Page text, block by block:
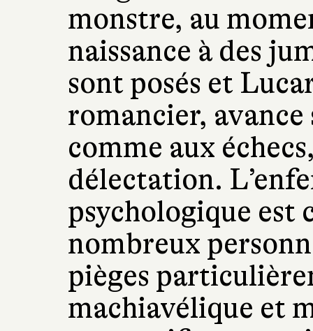
monstre, au
naissance à des
sont posés et
romancier, avance
comme aux
délectation.
psychologique est
nombreux
pièges
machiavélique et